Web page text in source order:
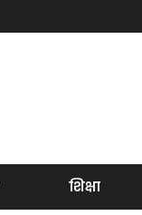
शिक्षा